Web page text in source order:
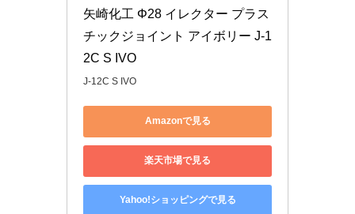
矢崎化工 Φ28 イレクター プラス
チックジョイント アイボリー J-1
2C S IVO
J-12C S IVO
Amazonで見る
楽天市場で見る
Yahoo!ショッピングで見る